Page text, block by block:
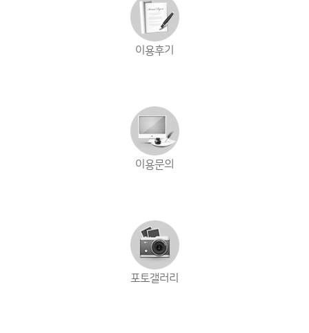
이용후기
이용문의
포토갤러리